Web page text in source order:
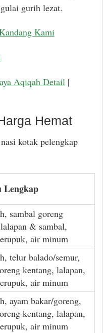
gurih lezat.
Kami
Aqiqah Detail |
Hemat
kotak pelengkap
Lengkap
sambal goreng
& sambal,
air minum
telur balado/semur,
kentang, lalapan,
air minum
ayam bakar/goreng,
kentang, lalapan,
air minum